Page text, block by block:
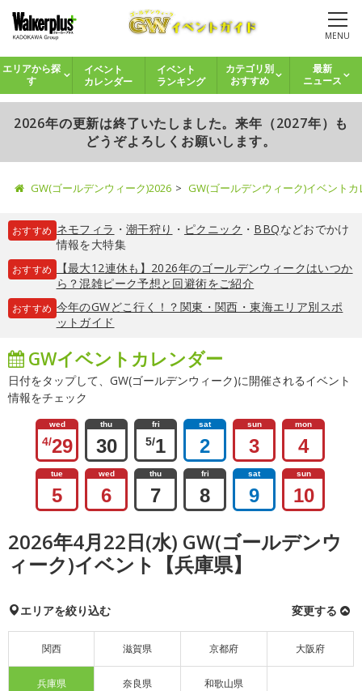
MENU
エリアから探
す
イベント
カレンダー
イベント
ランキング
カテゴリ別
おすすめ
最新
ニュース
2026年の更新は終了いたしました。来年（2027年）も
どうぞよろしくお願いします。
GW(ゴールデンウィーク)2026 GW(ゴールデンウィーク)イベント
おすすめ ネモフィラ ・ 潮干狩り ・ ピクニック ・ BBQなどおでかけ
情報を大特集
おすすめ
【最大12連休も】2026年のゴールデンウィークはいつか
ら？混雑ピーク予想と回避術をご紹介
おすすめ 今年のGWどこ行く！？関東・関西・東海エリア別スポ
ットガイド
GWイベントカレンダー
日付をタップして、GW(ゴールデンウィーク)に開催されるイベント
情報をチェック
wed
4/29
thu
30
fri
5/1
sat
2
sun
3
mon
4
tue
5
wed
6
thu
7
fri
8
sat
9
sun
10
2026年4月22日(水) GW(ゴールデンウ
ィーク)イベント【兵庫県】
エリアを絞り込む 変更する
関西 滋賀県 京都府 大阪府
兵庫県 奈良県 和歌山県